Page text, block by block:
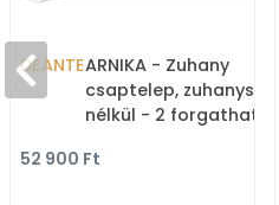
DEANTEARNIKA - Zuhany
csaptelep, zuhanyszett
nélkül - 2 forgatható
Krómozott
52 900 Ft